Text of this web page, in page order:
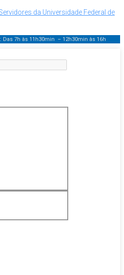
da Universidade Federal de
Das 7h às 11h30min – 12h30min às 16h